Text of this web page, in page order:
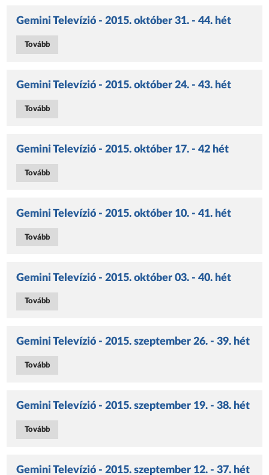
Gemini Televízió - 2015. október 31. - 44. hét
Tovább
Gemini Televízió - 2015. október 24. - 43. hét
Tovább
Gemini Televízió - 2015. október 17. - 42 hét
Tovább
Gemini Televízió - 2015. október 10. - 41. hét
Tovább
Gemini Televízió - 2015. október 03. - 40. hét
Tovább
Gemini Televízió - 2015. szeptember 26. - 39. hét
Tovább
Gemini Televízió - 2015. szeptember 19. - 38. hét
Tovább
Gemini Televízió - 2015. szeptember 12. - 37. hét